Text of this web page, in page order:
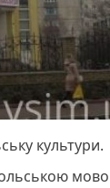
культури.